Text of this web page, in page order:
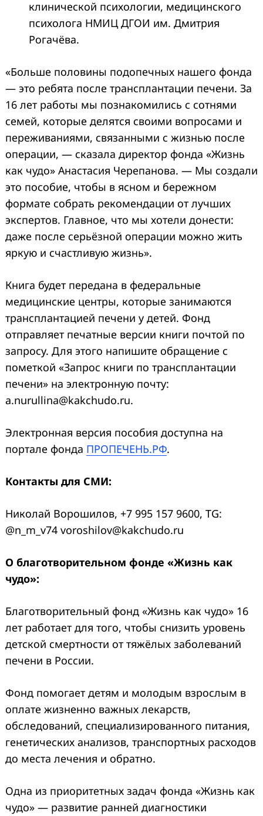
клинической психологии, медицинского
психолога НМИЦ ДГОИ им. Дмитрия
Рогачёва.
«Больше половины подопечных нашего фонда
— это ребята после трансплантации печени. За
16 лет работы мы познакомились с сотнями
семей, которые делятся своими вопросами и
переживаниями, связанными с жизнью после
операции, — сказала директор фонда «Жизнь
как чудо» Анастасия Черепанова. — Мы создали
это пособие, чтобы в ясном и бережном
формате собрать рекомендации от лучших
экспертов. Главное, что мы хотели донести:
даже после серьёзной операции можно жить
яркую и счастливую жизнь».
Книга будет передана в федеральные
медицинские центры, которые занимаются
трансплантацией печени у детей. Фонд
отправляет печатные версии книги почтой по
запросу. Для этого напишите обращение с
пометкой «Запрос книги по трансплантации
печени» на электронную почту:
a.nurullina@kakchudo.ru.
Электронная версия пособия доступна на
портале фонда ПРОПЕЧЕНЬ.РФ.
Контакты для СМИ:
Николай Ворошилов, +7 995 157 9600, TG:
@n_m_v74 voroshilov@kakchudo.ru
О благотворительном фонде «Жизнь как
чудо»:
Благотворительный фонд «Жизнь как чудо» 16
лет работает для того, чтобы снизить уровень
детской смертности от тяжёлых заболеваний
печени в России.
Фонд помогает детям и молодым взрослым в
оплате жизненно важных лекарств,
обследований, специализированного питания,
генетических анализов, транспортных расходов
до места лечения и обратно.
Одна из приоритетных задач фонда «Жизнь как
чудо» — развитие ранней диагностики